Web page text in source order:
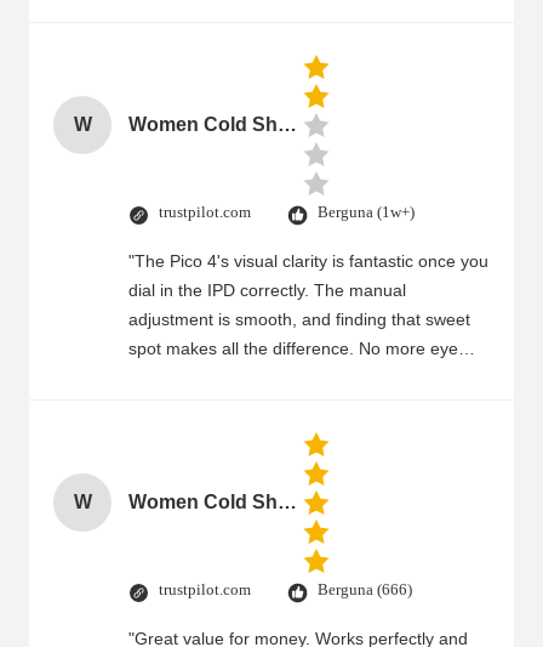
W Women Cold Shoulder V Neck Rayon Blouse
trustpilot.com Berguna (1w+)
"The Pico 4's visual clarity is fantastic once you
dial in the IPD correctly. The manual
adjustment is smooth, and finding that sweet
spot makes all the difference. No more eye
4's visual clarity is fantastic once you dial in the
IPD correctly. The manual adjustment is
smooth, and finding that sweet spot makes all
the difference. No more eye strain during long
sessions. Highly recommend taking the time to
set it up properly!""The Pico 4's visual clarity is
manual adjustment is smooth, and finding that
W Women Cold Shoulder V Neck Rayon Blouse
trustpilot.com Berguna (666)
"Great value for money. Works perfectly and